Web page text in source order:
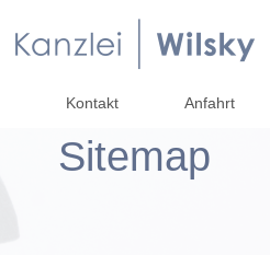
Kontakt Anfahrt
Sitemap